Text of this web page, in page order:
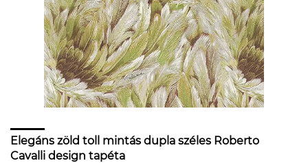
Elegáns zöld toll mintás dupla széles Roberto
Cavalli design tapéta